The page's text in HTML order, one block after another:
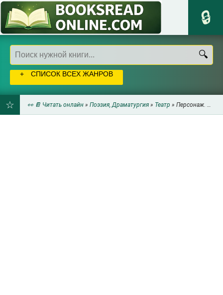
СПИСОК ВСЕХ ЖАНРОВ
👀 📔 Читать онлайн » Поэзия, Драматургия » Театр » Персонаж. Искусство создания образа на экране, в книге и на сцене - Макки Роберт